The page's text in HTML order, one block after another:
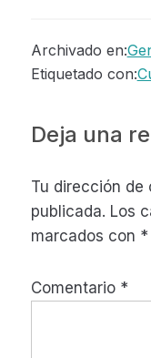
Archivado en:
Etiquetado con:
los
lectores
Deja una
Tu dirección de
publicada. Los
marcados con *
Comentario *